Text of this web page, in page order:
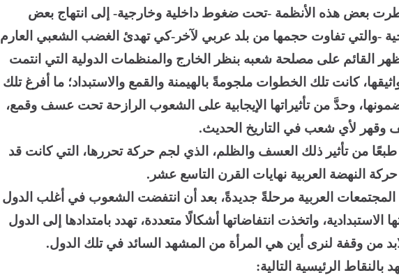
بعض هذه الأنظمة -تحت ضغوط داخلية وخارجية- إلى انتهاج بعض
-والتي تفاوت حجمها من بلد عربي لآخر-كي تهدئ الغضب الشعبي العارم
القائم على مصلحة شعبه بنظر الخارج والمنظمات الدولية التي انتمت
كانت تلك الخطوات ملجومةً بالهيمنة والقمع والاستبداد؛ ما أفرغ تلك
وحدَّ من تأثيراتها الإيجابية على الشعوب الرازحة تحت عسف وقمع،
وقهر لأي شعب في التاريخ الحديث.
من تأثير ذلك العسف والظلم، الذي لجم حركة تحررها، التي كانت قد
النهضة العربية نهايات القرن التاسع عشر.
المجتمعات العربية مرحلةً جديدةً، بعد أن انتفضت الشعوب في أغلب الدول
الاستبدادية، واتخذت انتفاضاتها أشكالًا متعددة، تهدد بامتدادها إلى الدول
لابد من وقفة لنرى أين هي المرأة من المشهد السائد في تلك الدول.
الرئيسية التالية: